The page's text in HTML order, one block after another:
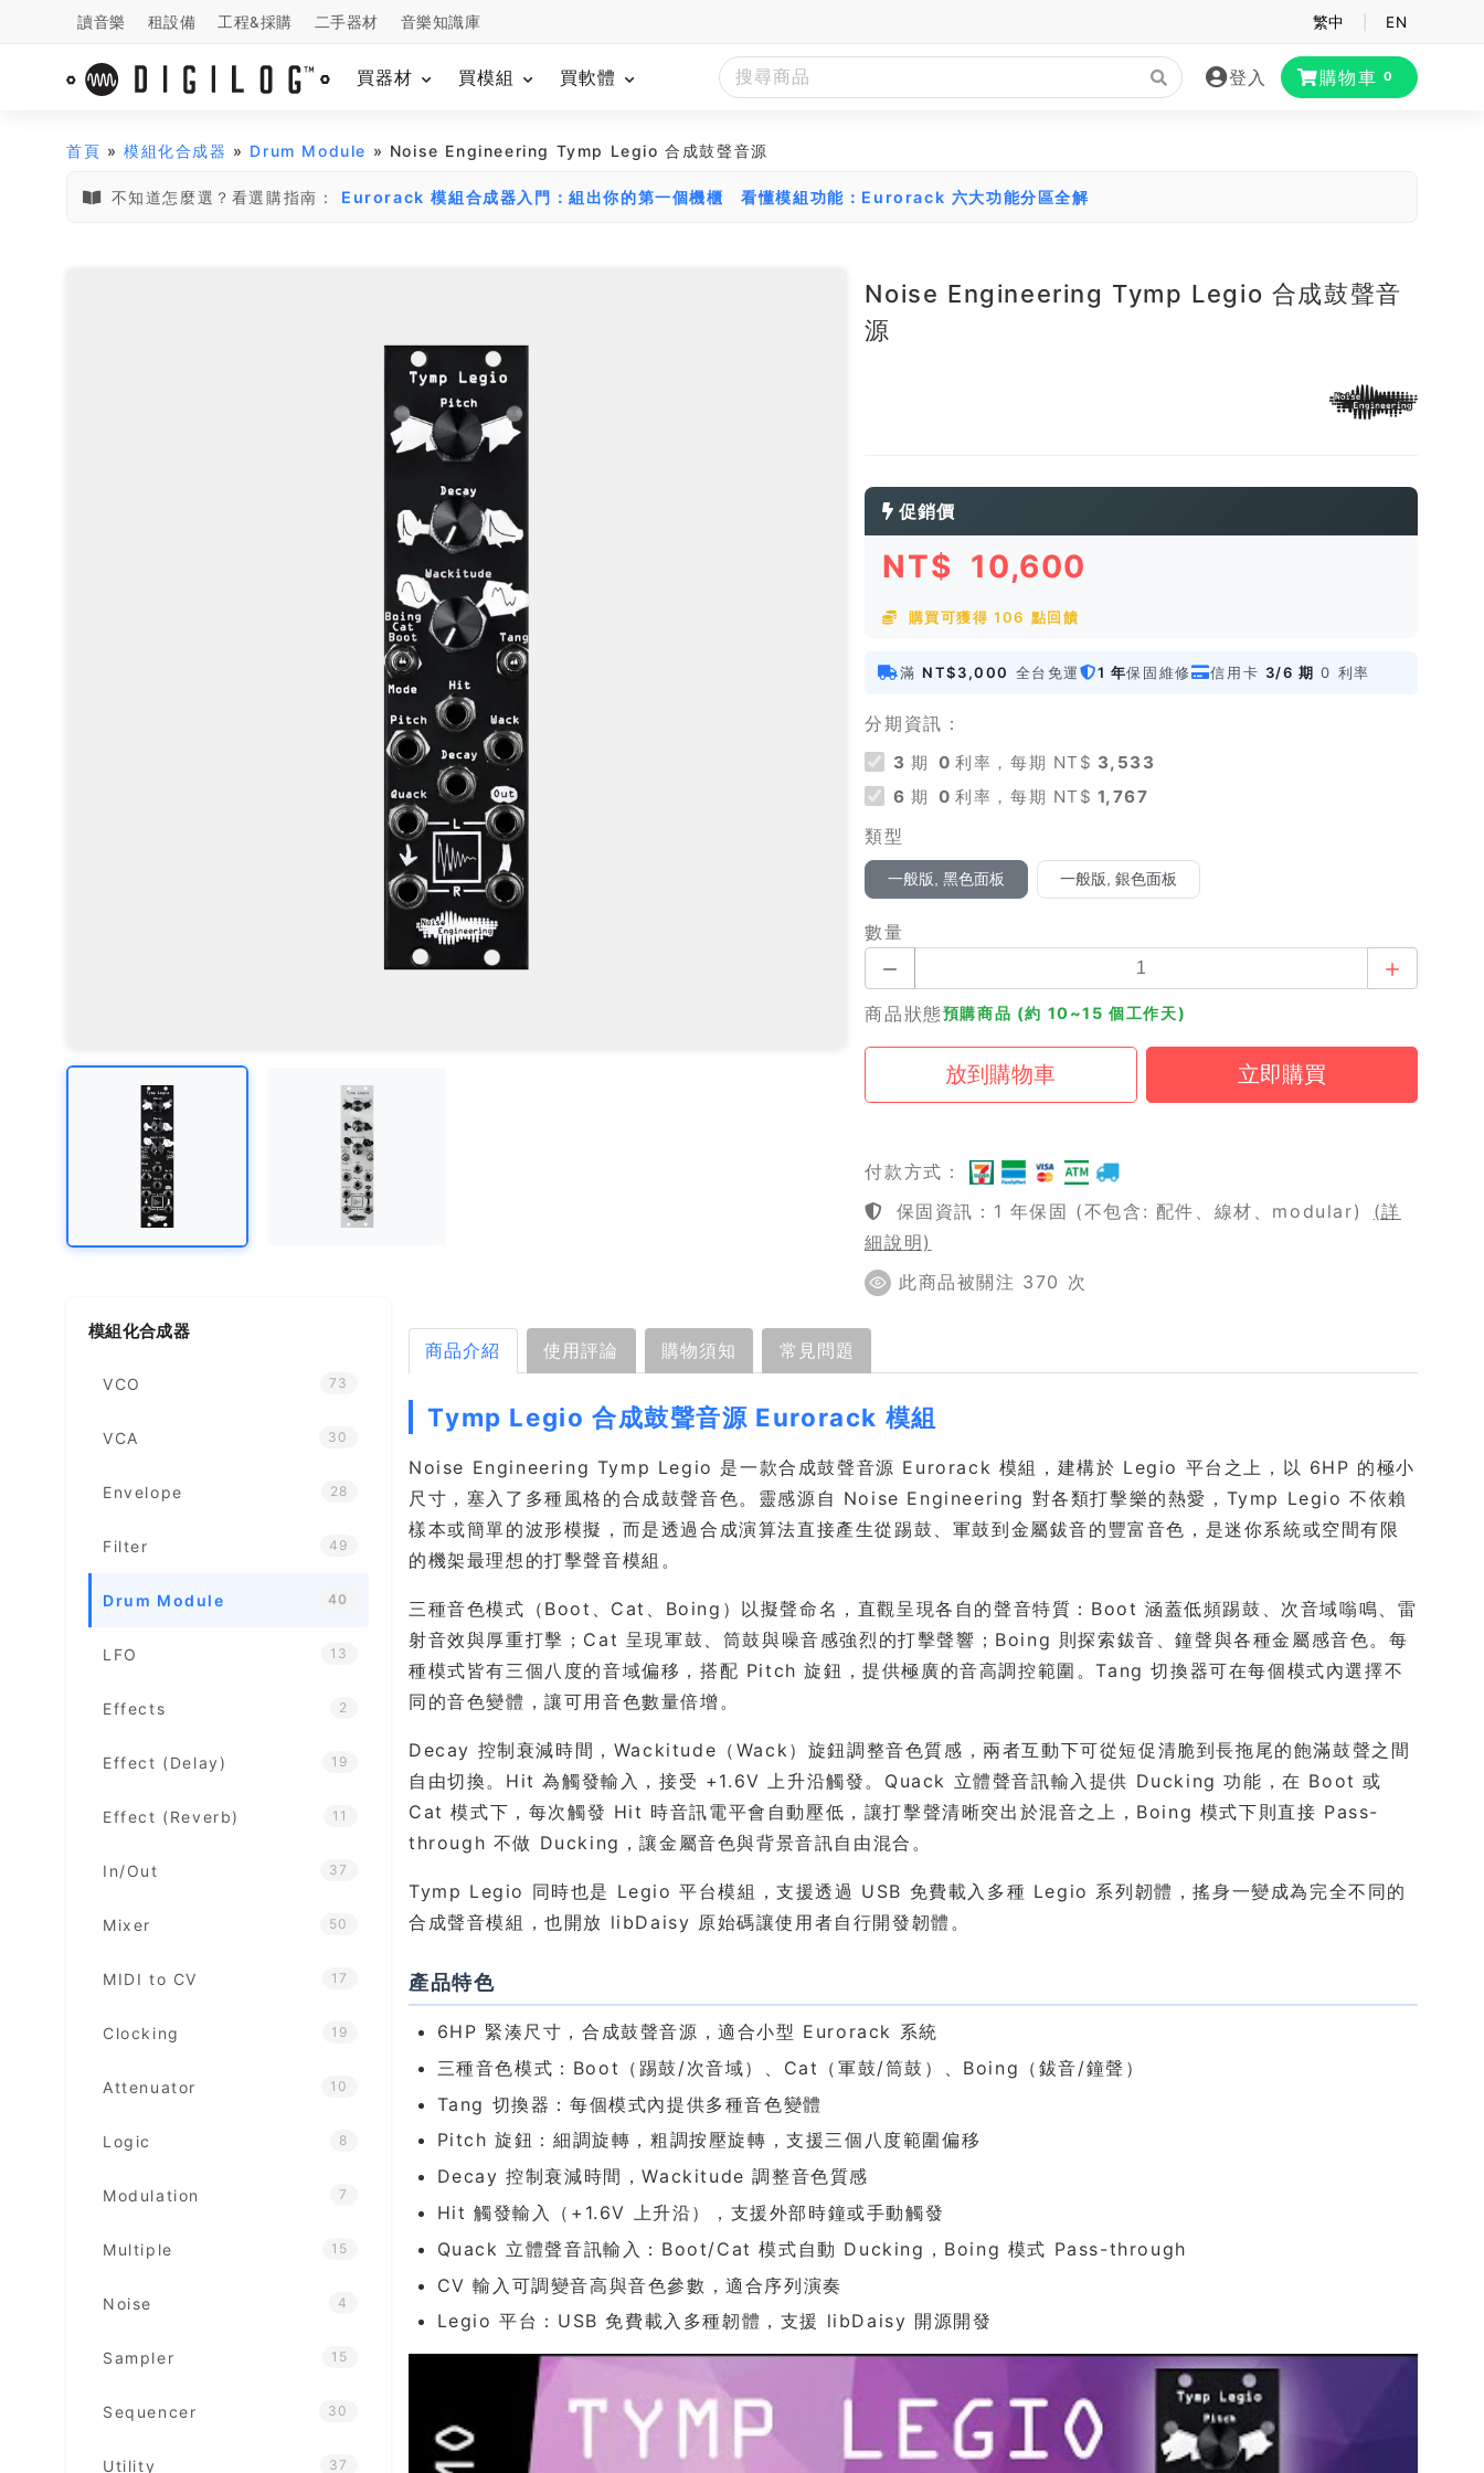
讀音樂 租設備 工程&採購 二手器材 音樂知識庫 繁中 EN
買器材 買模組 買軟體 登入 購物車 0
首頁 »模組化合成器 » Drum Module » Noise Engineering Tymp Legio 合成鼓聲音源
不知道怎麼選？看選購指南： Eurorack 模組合成器入門：組出你的第一個機櫃 看懂模組功能：Eurorack 六大功能分區全解
Noise Engineering Tymp Legio 合成鼓聲音
源
促銷價
NT$ 10,600
購買可獲得 106 點回饋
滿 NT$3,000 全台免運 1 年保固維修 信用卡 3/6 期 0 利率
分期資訊：
3 期 0 利率，每期 NT$ 3,533
6 期 0 利率，每期 NT$ 1,767
類型
一般版, 黑色面板 一般版, 銀色面板
數量
商品狀態預購商品 (約 10~15 個工作天)
付款方式：
保固資訊：1 年保固 (不包含: 配件、線材、modular)
(詳
細說明)
此商品被關注 370 次
模組化合成器
VCO 73
VCA 30
Envelope 28
Filter 49
Drum Module 40
LFO 13
Effects 2
Effect (Delay) 19
Effect (Reverb) 11
In/Out 37
Mixer 50
MIDI to CV 17
Clocking 19
Attenuator 10
Logic 8
Modulation 7
Multiple 15
Noise 4
Sampler 15
Sequencer 30
Utility 37
商品介紹 使用評論 購物須知 常見問題
Tymp Legio 合成鼓聲音源 Eurorack 模組
Noise Engineering Tymp Legio 是一款合成鼓聲音源 Eurorack 模組，建構於 Legio 平台之上，以 6HP 的極小
尺寸，塞入了多種風格的合成鼓聲音色。靈感源自 Noise Engineering 對各類打擊樂的熱愛，Tymp Legio 不依賴
樣本或簡單的波形模擬，而是透過合成演算法直接產生從踢鼓、軍鼓到金屬鈸音的豐富音色，是迷你系統或空間有限
的機架最理想的打擊聲音模組。
三種音色模式（Boot、Cat、Boing）以擬聲命名，直觀呈現各自的聲音特質：Boot 涵蓋低頻踢鼓、次音域嗡鳴、雷
射音效與厚重打擊；Cat 呈現軍鼓、筒鼓與噪音感強烈的打擊聲響；Boing 則探索鈸音、鐘聲與各種金屬感音色。每
種模式皆有三個八度的音域偏移，搭配 Pitch 旋鈕，提供極廣的音高調控範圍。Tang 切換器可在每個模式內選擇不
同的音色變體，讓可用音色數量倍增。
Decay 控制衰減時間，Wackitude（Wack）旋鈕調整音色質感，兩者互動下可從短促清脆到長拖尾的飽滿鼓聲之間
自由切換。Hit 為觸發輸入，接受 +1.6V 上升沿觸發。Quack 立體聲音訊輸入提供 Ducking 功能，在 Boot 或
Cat 模式下，每次觸發 Hit 時音訊電平會自動壓低，讓打擊聲清晰突出於混音之上，Boing 模式下則直接 Pass-
through 不做 Ducking，讓金屬音色與背景音訊自由混合。
Tymp Legio 同時也是 Legio 平台模組，支援透過 USB 免費載入多種 Legio 系列韌體，搖身一變成為完全不同的
合成聲音模組，也開放 libDaisy 原始碼讓使用者自行開發韌體。
產品特色
6HP 緊湊尺寸，合成鼓聲音源，適合小型 Eurorack 系統
三種音色模式：Boot（踢鼓/次音域）、Cat（軍鼓/筒鼓）、Boing（鈸音/鐘聲）
Tang 切換器：每個模式內提供多種音色變體
Pitch 旋鈕：細調旋轉，粗調按壓旋轉，支援三個八度範圍偏移
Decay 控制衰減時間，Wackitude 調整音色質感
Hit 觸發輸入（+1.6V 上升沿），支援外部時鐘或手動觸發
Quack 立體聲音訊輸入：Boot/Cat 模式自動 Ducking，Boing 模式 Pass-through
CV 輸入可調變音高與音色參數，適合序列演奏
Legio 平台：USB 免費載入多種韌體，支援 libDaisy 開源開發